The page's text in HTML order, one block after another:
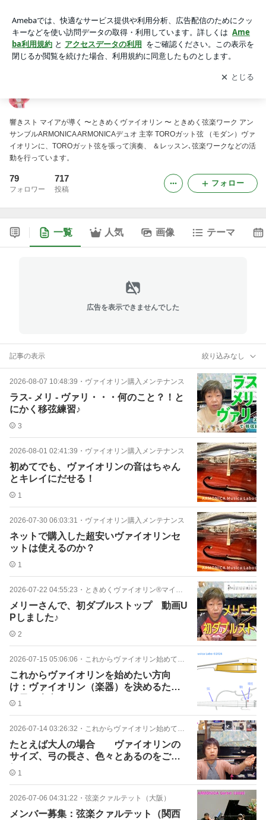
アプリをダウンロードして ブログの更新通知
を受け取りまし
ょう。
開く
響きスト マイアが導く 〜ときめくヴァイオリン 〜 ときめく弦楽ワーク アン
サンブルARMONICA ARMONICAデュオ 主宰 TOROガット弦 （モダン）ヴァ
イオリンに、TOROガット弦を張って演奏、 ＆レッスン､弦楽ワークなどの活
動を行っています。
79
フォロワー
717
投稿
フォロー
一覧 人気 画像 テーマ
広告を表示できませんでした
記事の表示 絞り込みなし
2026-08-07 10:48:39 ・ ヴァイオリン購入メンテナンス
ラス- メリ - ヴァリ・・・何のこと？！と
にかく移弦練習♪
3
2026-08-01 02:41:39 ・ ヴァイオリン購入メンテナンス
初めてでも、ヴァイオリンの音はちゃん
とキレイにだせる！
1
2026-07-30 06:03:31 ・ ヴァイオリン購入メンテナンス
ネットで購入した超安いヴァイオリンセ
ットは使えるのか？
1
2026-07-22 04:55:23 ・ ときめくヴァイオリン®マイアチャンネル
メリーさんで、初ダブルストップ 動画U
Pしました♪
2
2026-07-15 05:06:06 ・ これからヴァイオリン始めてみたい♪
これからヴァイオリンを始めたい方向
け：ヴァイオリン（楽器）を決めるため
に最も大事なこと
1
2026-07-14 03:26:32 ・ これからヴァイオリン始めてみたい♪
たとえば大人の場合 ヴァイオリンの
サイズ、弓の長さ、色々とあるのをご存
知ですか？
1
2026-07-06 04:31:22 ・ 弦楽クァルテット（大阪）
メンバー募集：弦楽クァルテット（関西